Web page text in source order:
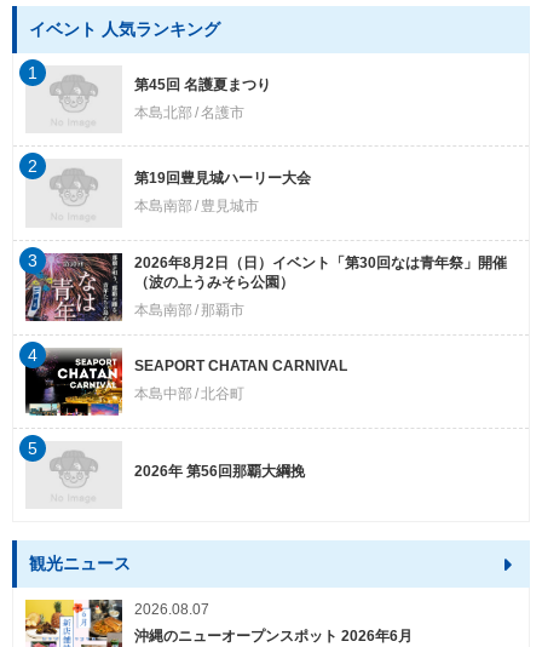
イベント 人気ランキング
第45回 名護夏まつり
本島北部 名護市
1
第19回豊見城ハーリー大会
本島南部
豊見城市
2
2026年8月2日（日）イベント「第30回なは青年祭」開催
（波の上うみそら公園）
本島南部
那覇市
3
SEAPORT CHATAN CARNIVAL
本島中部 北谷町
4
2026年 第56回那覇大綱挽
5
観光ニュース
2026.08.07
沖縄のニューオープンスポット 2026年6月